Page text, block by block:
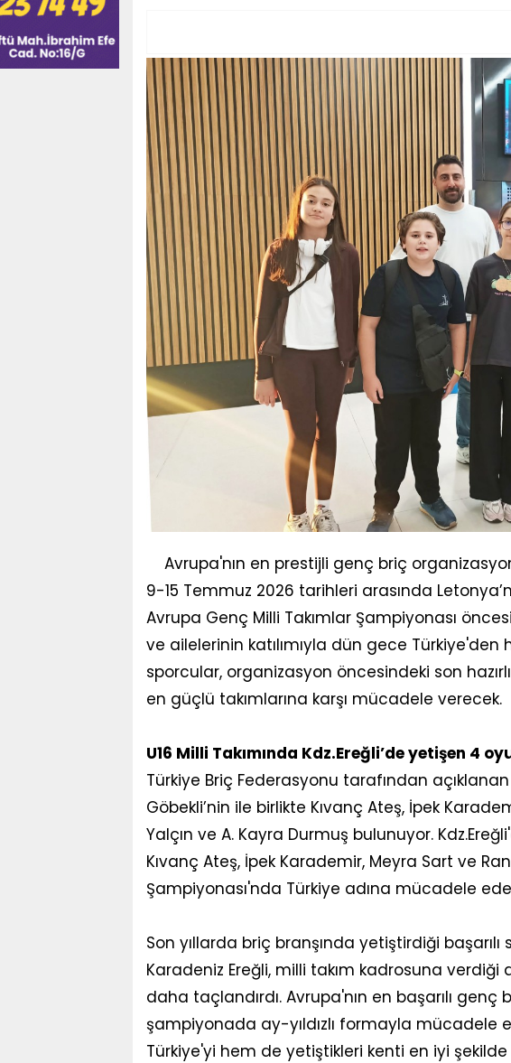
Avrupa'nın en prestijli genç briç
9-15 Temmuz 2026 tarihleri arasında
Avrupa Genç Milli Takımlar Şampiyonası
ve ailelerinin katılımıyla dün gece
sporcular, organizasyon öncesindeki son
en güçlü takımlarına karşı mücadele verecek.
U16 Milli Takımında Kdz.Ereğli’de yetişen 4
Türkiye Briç Federasyonu tarafından
Göbekli’nin ile birlikte Kıvanç Ateş, İpek
Yalçın ve A. Kayra Durmuş bulunuyor.
Kıvanç Ateş, İpek Karademir, Meyra Sart ve
Şampiyonası'nda Türkiye adına mücadele
Son yıllarda briç branşında yetiştirdiği
Karadeniz Ereğli, milli takım kadrosuna verdiği
daha taçlandırdı. Avrupa'nın en başarılı
şampiyonada ay-yıldızlı formayla mücadele
Türkiye'yi hem de yetiştikleri kenti en iyi